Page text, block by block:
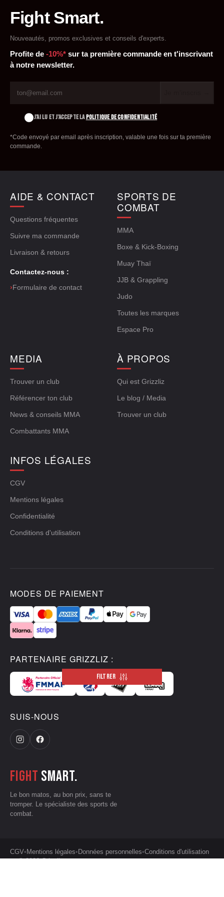
Fight Smart.
Nouveautés, promos exclusives et conseils d'experts.
Profite de -10%* sur ta première commande en t'inscrivant
à notre newsletter.
J'AI LU ET J'ACCEPTE LAPOLITIQUE DE CONFIDENTIALITÉ
*Code envoyé par email après inscription, valable une fois sur ta première
commande.
AIDE & CONTACT
Questions fréquentes
Suivre ma commande
Livraison & retours
Contactez-nous :
›Formulaire de contact
SPORTS DE
COMBAT
MMA
Boxe & Kick-Boxing
Muay Thaï
JJB & Grappling
Judo
Toutes les marques
Espace Pro
MEDIA
Trouver un club
Référencer ton club
News & conseils MMA
Combattants MMA
À PROPOS
Qui est Grizzliz
Le blog / Media
Trouver un club
INFOS LÉGALES
CGV
Mentions légales
Confidentialité
Conditions d'utilisation
MODES DE PAIEMENT
PARTENAIRE GRIZZLIZ :
SUIS-NOUS
Fight smart.
Le bon matos, au bon prix, sans te
tromper. Le spécialiste des sports de
combat.
CGV• Mentions légales• Données personnelles•Conditions d'utilisation
FILTRER